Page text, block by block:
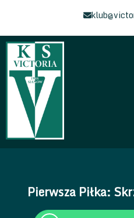
Pierwsza Piłka: